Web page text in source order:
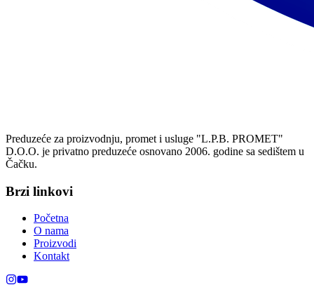
Preduzeće za proizvodnju, promet i usluge "L.P.B. PROMET"
D.O.O. je privatno preduzeće osnovano 2006. godine sa sedištem u
Čačku.
Brzi linkovi
Početna
O nama
Proizvodi
Kontakt